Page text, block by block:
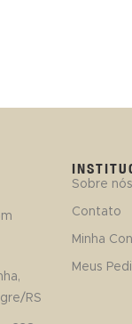
RS
Sobre nós
Contato
Minha
Meus